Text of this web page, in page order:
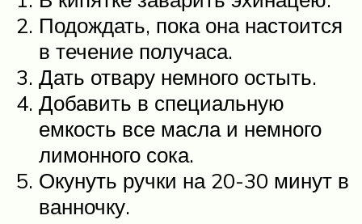
Подождать, пока она настоится
в течение получаса.
Дать отвару немного остыть.
Добавить в специальную
емкость все масла и немного
лимонного сока.
Окунуть ручки на 20-30 минут в
ванночку.